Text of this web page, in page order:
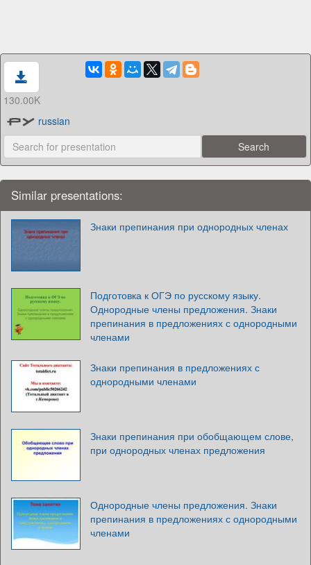
130.00K
russian
Similar presentations:
Знаки препинания при однородных членах
Подготовка к ОГЭ по русскому языку.
Однородные члены предложения. Знаки
препинания в предложениях с однородными
членами
Знаки препинания в предложениях с
однородными членами
Знаки препинания при обобщающем слове,
при однородных членах предложения
Однородные члены предложения. Знаки
препинания в предложениях с однородными
членами